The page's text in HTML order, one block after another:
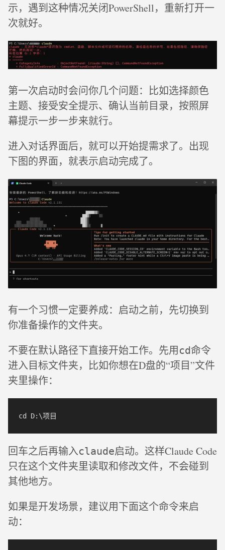
示，遇到这种情况关闭PowerShell，重新打开一
次就好。
第一次启动时会问你几个问题：比如选择颜色
主题、接受安全提示、确认当前目录，按照屏
幕提示一步一步来就行。
进入对话界面后，就可以开始提需求了。出现
下图的界面，就表示启动完成了。
有一个习惯一定要养成：启动之前，先切换到
你准备操作的文件夹。
不要在默认路径下直接开始工作。先用cd命令
进入目标文件夹，比如你想在D盘的“项目”文件
夹里操作：
回车之后再输入claude启动。这样Claude Code
只在这个文件夹里读取和修改文件，不会碰到
其他地方。
如果是开发场景，建议用下面这个命令来启
动：